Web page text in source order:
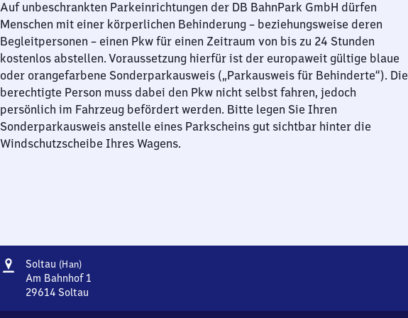
Auf unbeschrankten Parkeinrichtungen der DB BahnPark GmbH dürfen
Menschen mit einer körperlichen Behinderung – beziehungsweise deren
Begleitpersonen – einen Pkw für einen Zeitraum von bis zu 24 Stunden
kostenlos abstellen. Voraussetzung hierfür ist der europaweit gültige blaue
oder orangefarbene Sonderparkausweis („Parkausweis für Behinderte“). Die
berechtigte Person muss dabei den Pkw nicht selbst fahren, jedoch
persönlich im Fahrzeug befördert werden. Bitte legen Sie Ihren
Sonderparkausweis anstelle eines Parkscheins gut sichtbar hinter die
Windschutzscheibe Ihres Wagens.
Adresse
Soltau (Han)Soltau
(Hannover)
Am Bahnhof 1
29614 Soltau